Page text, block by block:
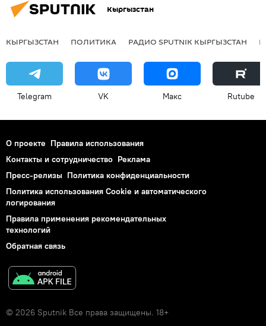
Кыргызстан
КЫРГЫЗСТАН ПОЛИТИКА РАДИО SPUTNIK КЫРГЫЗСТАН
Telegram VK Макс Rutube
О проекте Правила использования
Контакты и сотрудничество Реклама
Пресс-релизы Политика конфиденциальности
Политика использования Cookie и автоматического
логирования
Правила применения рекомендательных
технологий
Обратная связь
© 2026 Sputnik Все права защищены. 18+